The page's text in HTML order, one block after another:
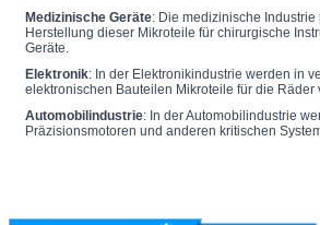
Medizinische Geräte: Die medizinische Industrie
Herstellung dieser Mikroteile für chirurgische
Geräte.
Elektronik: In der Elektronikindustrie werden in
elektronischen Bauteilen Mikroteile für die Räder
Automobilindustrie: In der Automobilindustrie
Präzisionsmotoren und anderen kritischen